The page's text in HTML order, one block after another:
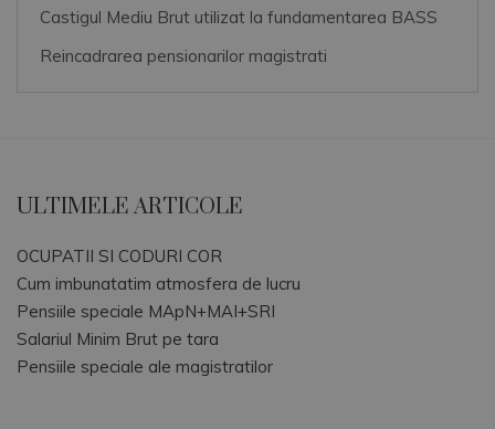
Castigul Mediu Brut utilizat la fundamentarea BASS
Reincadrarea pensionarilor magistrati
ULTIMELE ARTICOLE
OCUPATII SI CODURI COR
Cum imbunatatim atmosfera de lucru
Pensiile speciale MApN+MAI+SRI
Salariul Minim Brut pe tara
Pensiile speciale ale magistratilor